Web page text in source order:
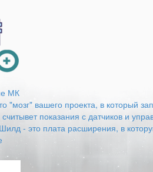
МК
"мозг" вашего проекта, в который
показания с датчиков и
- это плата расширения, в